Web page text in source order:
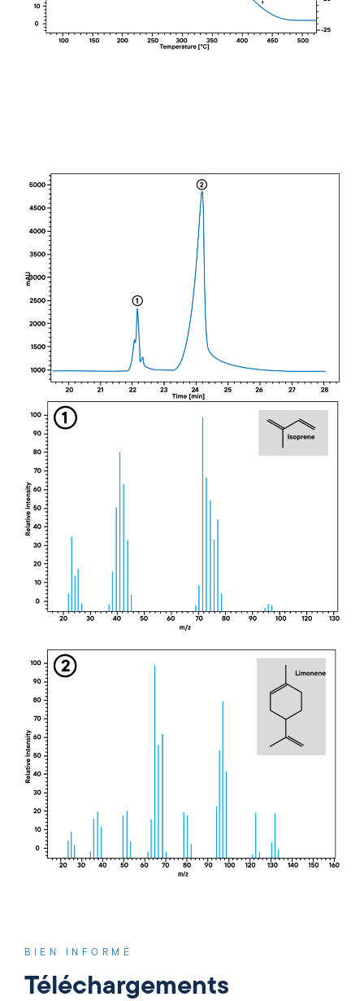
BIEN INFORMÉ
Téléchargements